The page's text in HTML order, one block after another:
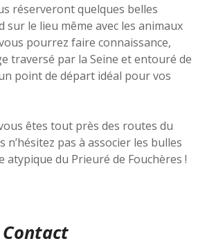
réserveront quelques belles
sur le lieu même avec les animaux
pourrez faire connaissance,
traversé par la Seine et entouré de
point de départ idéal pour vos
êtes tout près des routes du
n’hésitez pas à associer les bulles
atypique du Prieuré de Fouchères !